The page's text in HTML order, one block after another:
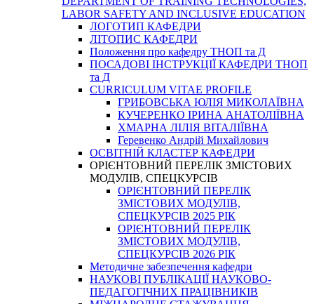
LABOR SAFETY AND INCLUSIVE EDUCATION
ЛОГОТИП КАФЕДРИ
ЛІТОПИС КАФЕДРИ
Положення про кафедру ТНОП та Д
ПОСАДОВІ ІНСТРУКЦІЇ КАФЕДРИ ТНОП
та Д
CURRICULUM VITAE PROFILE
ГРИБОВСЬКА ЮЛІЯ МИКОЛАЇВНА
КУЧЕРЕНКО ІРИНА АНАТОЛІЇВНА
ХМАРНА ЛІЛІЯ ВІТАЛІЇВНА
Геревенко Андрій Михайлович
ОСВІТНІЙ КЛАСТЕР КАФЕДРИ
ОРІЄНТОВНИЙ ПЕРЕЛІК ЗМІСТОВИХ
МОДУЛІВ, СПЕЦКУРСІВ
ОРІЄНТОВНИЙ ПЕРЕЛІК
ЗМІСТОВИХ МОДУЛІВ,
СПЕЦКУРСІВ 2025 РІК
ОРІЄНТОВНИЙ ПЕРЕЛІК
ЗМІСТОВИХ МОДУЛІВ,
СПЕЦКУРСІВ 2026 РІК
Методичне забезпечення кафедри
НАУКОВІ ПУБЛІКАЦІЇ НАУКОВО-
ПЕДАГОГІЧНИХ ПРАЦІВНИКІВ